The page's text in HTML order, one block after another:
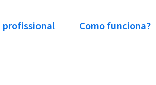
profissional Como funciona?